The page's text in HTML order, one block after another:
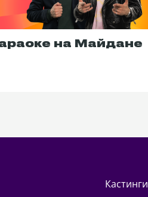
на Майдане
кастинги